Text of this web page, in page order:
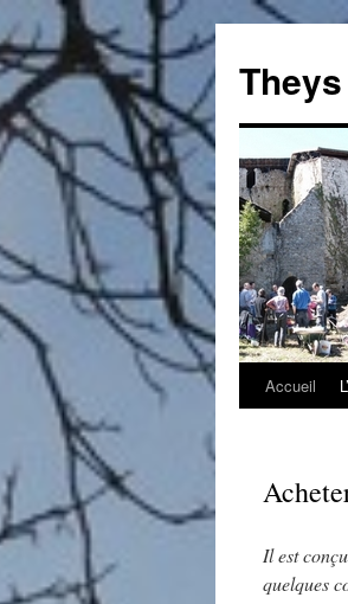
Aller
Accueil
Il est
quelques